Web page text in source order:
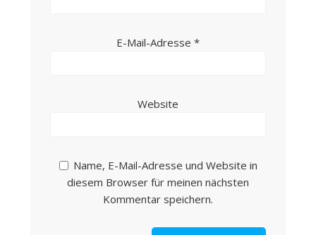
E-Mail-Adresse *
Website
Name, E-Mail-Adresse und Website in
diesem Browser für meinen nächsten
Kommentar speichern.